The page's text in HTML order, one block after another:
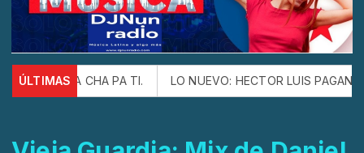
ÚLTIMAS
CHA CHA PA TI. LO NUEVO: HECTOR LUIS PAGAN Y